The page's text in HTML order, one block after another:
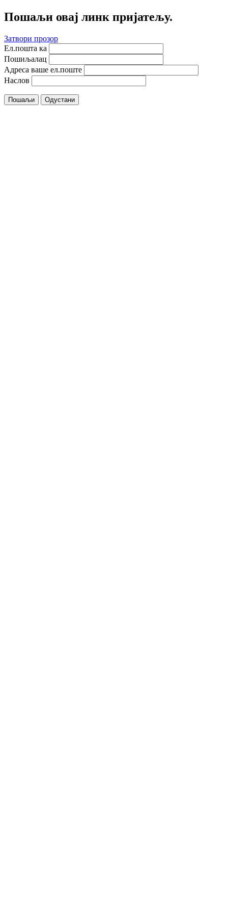
Пошаљи овај линк пријатељу.
Затвори прозор
Ел.пошта ка
Пошиљалац
Адреса ваше ел.поште
Наслов
Пошаљи Одустани